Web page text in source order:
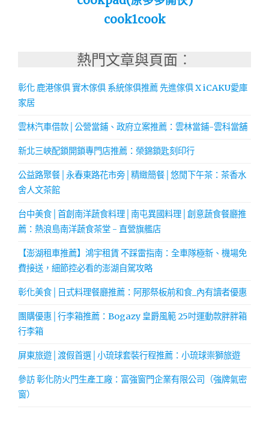
cook1cook
熱門文章與頁面︰
彰化 鹿港傢俱 實木傢俱 系統傢俱推薦 先進傢俱 X iCAKU愛庫
家居
雲林汽車借款│公營當鋪、政府立案推薦：雲林當鋪-雲科當舖
新北三峽配鎖開鎖專門店推薦：榮錦鎖匙刻印行
公益路聚餐│永春東路花市旁│精緻簡餐│悠閒下午茶：茶香水
舍人文茶館
台中美食│首創南洋蔬食料理│南屯異國料理│創意蔬食餐廳推
薦：熱浪島南洋蔬食茶堂 - 直營旗艦店
【澎湖租車推薦】鴻宇租賃 不踩雷指南：全車隊極新、機場免
費接送，細節控必看的澎湖自駕攻略
彰化美食│日式料理餐廳推薦：阿那祭板前和食_內有讀者優惠
團購優惠│行李箱推薦：Bogazy 皇爵風範 25吋運動款胖胖箱
行李箱
屏東旅遊│渡假首選│小琉球套裝行程推薦：小琉球崇獅旅遊
參訪 彰化防火門生產工廠：富強窗門企業有限公司（強牌氣密
窗）